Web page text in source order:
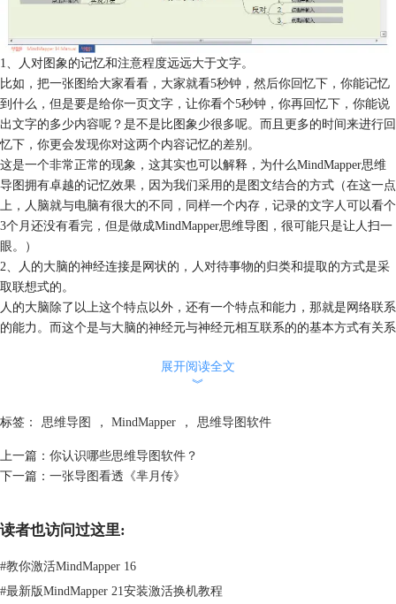
1、人对图象的记忆和注意程度远远大于文字。
比如，把一张图给大家看看，大家就看5秒钟，然后你回忆下，你能记忆
到什么，但是要是给你一页文字，让你看个5秒钟，你再回忆下，你能说
出文字的多少内容呢？是不是比图象少很多呢。而且更多的时间来进行回
忆下，你更会发现你对这两个内容记忆的差别。
这是一个非常正常的现象，这其实也可以解释，为什么MindMapper思维
导图拥有卓越的记忆效果，因为我们采用的是图文结合的方式（在这一点
上，人脑就与电脑有很大的不同，同样一个内存，记录的文字人可以看个
3个月还没有看完，但是做成MindMapper思维导图，很可能只是让人扫一
眼。）
2、人的大脑的神经连接是网状的，人对待事物的归类和提取的方式是采
取联想式的。
人的大脑除了以上这个特点以外，还有一个特点和能力，那就是网络联系
的能力。而这个是与大脑的神经元与神经元相互联系的的基本方式有关系
联的，而是有着各自独特的结构的，而这一切正是我们大脑各自独特的结
构和联想。也正是大脑这种独特的结构，为我们思维的独特和多样性打下
成网状关联，配合大脑的思考模式。
3、省略了因语言组织而浪费的时间，让思维兴奋起来，快速起来。
大脑在组织语言的时候是需要动用一大片的相关神经元组，就好像我们的
图中简洁的关键字词配合以图片的刺激，能让我们的大脑一直处于兴奋状
正因为MindMapper思维导图遵循了大脑的这几个特点，所以它能够很好
的与大脑连接，高效的反映出大脑的思维，同时也帮助大脑在这个表达的
展开阅读全文
︾
标签： 思维导图 ， MindMapper ， 思维导图软件
上一篇： 你认识哪些思维导图软件？
下一篇： 一张导图看透《芈月传》
读者也访问过这里:
#教你激活MindMapper 16
#最新版MindMapper 21安装激活换机教程